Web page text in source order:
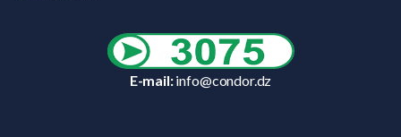
E-mail:info@condor.dz